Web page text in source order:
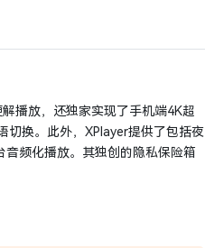
播放，还独家实现了手机端4K超
切换。此外，XPlayer提供了包括夜
频化播放。其独创的隐私保险箱